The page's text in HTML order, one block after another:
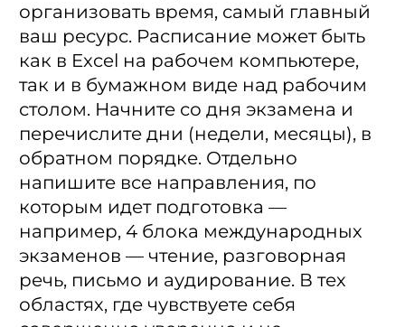
организовать время, самый главный
ваш ресурс. Расписание может быть
как в Excel на рабочем компьютере,
так и в бумажном виде над рабочим
столом. Начните со дня экзамена и
перечислите дни (недели, месяцы), в
обратном порядке. Отдельно
напишите все направления, по
которым идет подготовка —
например, 4 блока международных
экзаменов — чтение, разговорная
речь, письмо и аудирование. В тех
областях, где чувствуете себя